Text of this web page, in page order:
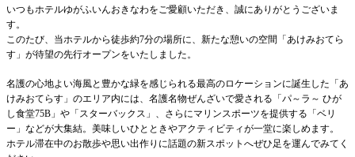
いつもホテルゆがふいんおきなわをご愛顧いただき、誠にありがとうございま
す。
このたび、当ホテルから徒歩約7分の場所に、新たな憩いの空間「あけみおてら
す」が待望の先行オープンをいたしました。
名護の心地よい海風と豊かな緑を感じられる最高のロケーションに誕生した「あ
けみおてらす」のエリア内には、名護名物ぜんざいで愛される「パ～ラ～ ひが
し食堂75B」や「スターバックス」、さらにマリンスポーツを提供する「ベリ
ー」などが大集結。美味しいひとときやアクティビティが一堂に楽しめます。
ホテル滞在中のお散歩や思い出作りに話題の新スポットへぜひ足を運んでみてく